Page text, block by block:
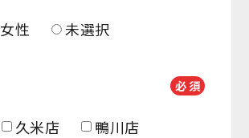
女性 未選択
必須
久米店
鴨川店